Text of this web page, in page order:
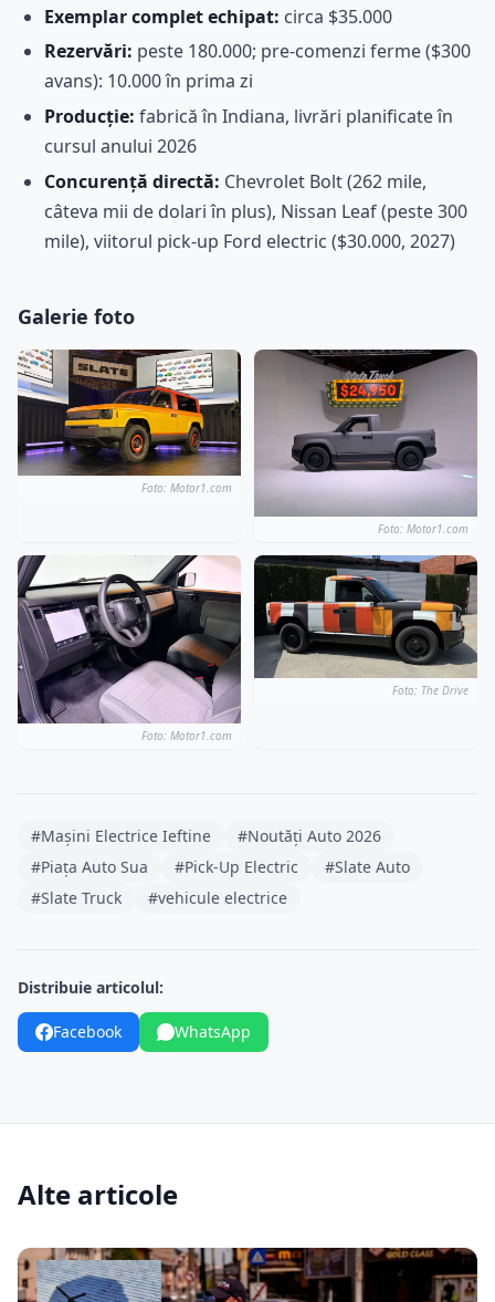
Exemplar complet echipat: circa $35.000
Rezervări: peste 180.000; pre-comenzi ferme ($300
avans): 10.000 în prima zi
Producție: fabrică în Indiana, livrări planificate în
cursul anului 2026
Concurență directă: Chevrolet Bolt (262 mile,
câteva mii de dolari în plus), Nissan Leaf (peste 300
mile), viitorul pick-up Ford electric ($30.000, 2027)
Galerie foto
Foto: Motor1.com
Foto: Motor1.com
Foto: Motor1.com
Foto: The Drive
#Mașini Electrice Ieftine
#Noutăți Auto 2026
#Piața Auto Sua
#Pick-Up Electric
#Slate Auto
#Slate Truck
#vehicule electrice
Distribuie articolul:
Facebook WhatsApp
Alte articole